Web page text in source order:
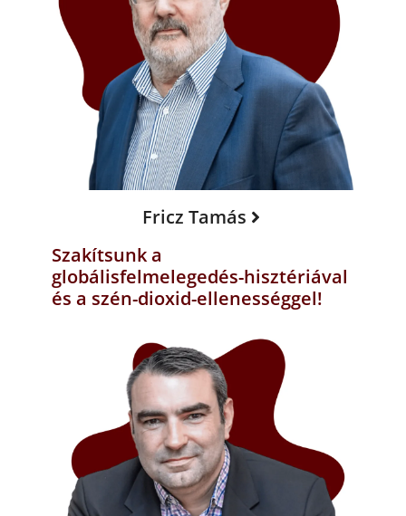
Fricz Tamás
Szakítsunk a
globálisfelmelegedés-hisztériával
és a szén-dioxid-ellenességgel!